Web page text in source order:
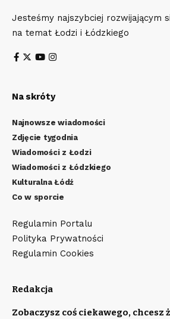
Jesteśmy najszybciej rozwijającym
na temat Łodzi i Łódzkiego
Na skróty
Najnowsze wiadomości
Zdjęcie tygodnia
Wiadomości z Łodzi
Wiadomości z Łódzkiego
Kulturalna Łódź
Co w sporcie
Regulamin Portalu
Polityka Prywatności
Regulamin Cookies
Redakcja
Zobaczysz coś ciekawego, chcesz